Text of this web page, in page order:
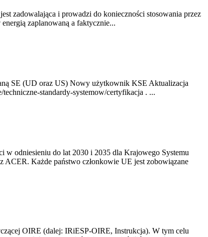
zadowalająca i prowadzi do konieczności stosowania przez
zaplanowaną a faktycznie...
SE (UD oraz US) Nowy użytkownik KSE Aktualizacja
standardy-systemow/certyfikacja . ...
w odniesieniu do lat 2030 i 2035 dla Krajowego Systemu
ACER. Każde państwo członkowie UE jest zobowiązane
OIRE (dalej: IRiESP-OIRE, Instrukcja). W tym celu